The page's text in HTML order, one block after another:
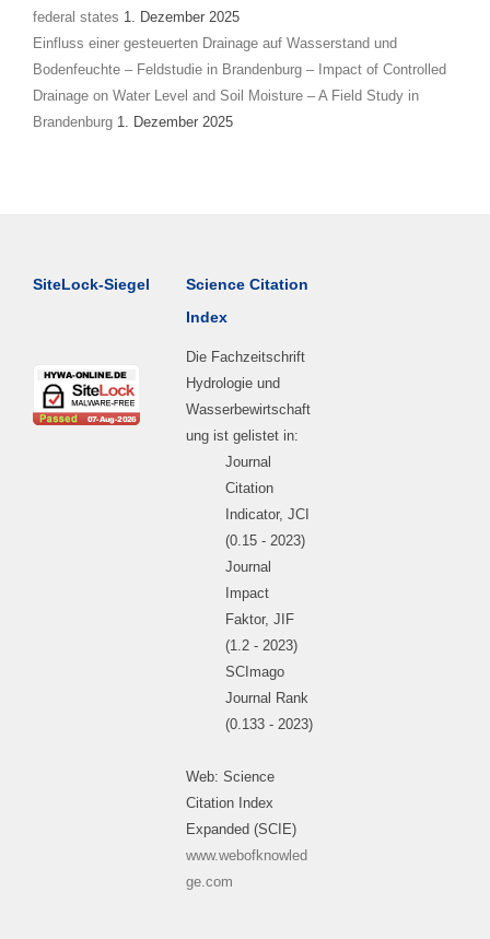
federal states 1. Dezember 2025
Einfluss einer gesteuerten Drainage auf Wasserstand und
Bodenfeuchte – Feldstudie in Brandenburg – Impact of Controlled
Drainage on Water Level and Soil Moisture – A Field Study in
Brandenburg 1. Dezember 2025
SiteLock-Siegel
Science Citation
Index
Die Fachzeitschrift
Hydrologie und
Wasserbewirtschaft
ung ist gelistet in:
Journal
Citation
Indicator, JCI
(0.15 - 2023)
Journal
Impact
Faktor, JIF
(1.2 - 2023)
SCImago
Journal Rank
(0.133 - 2023)
Web: Science
Citation Index
Expanded (SCIE)
www.webofknowled
ge.com